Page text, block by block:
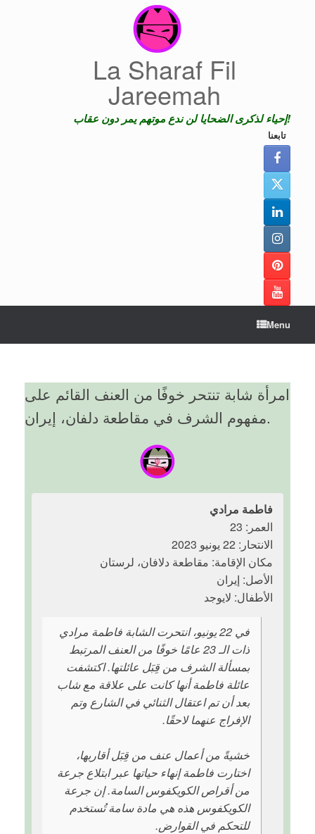
La Sharaf Fil
Jareemah
إحياء لذكرى الضحايا لن ندع موتهم يمر دون عقاب!
تابعنا
Menu
امرأة شابة تنتحر خوفًا من العنف القائم على
مفهوم الشرف في مقاطعة دلفان، إيران.
فاطمة مرادي
العمر: 23
الانتحار: 22 يونيو 2023
مكان الإقامة: مقاطعة دلافان، لرستان
الأصل: إيران
الأطفال: لايوجد
في 22 يونيو، انتحرت الشابة فاطمة مرادي
ذات الـ 23 عامًا خوفًا من العنف المرتبط
بمسألة الشرف من قِبَل عائلتها. اكتشفت
عائلة فاطمة أنها كانت على علاقة مع شاب
بعد أن تم اعتقال الثنائي في الشارع وتم
الإفراج عنهما لاحقًا.
خشيةً من أعمال عنف من قِبَل أقاربها،
اختارت فاطمة إنهاء حياتها عبر ابتلاع جرعة
من أقراص الكويكفوس السامة. إن جرعة
الكويكفوس هذه هي مادة سامة تُستخدم
للتحكم في القوارض.